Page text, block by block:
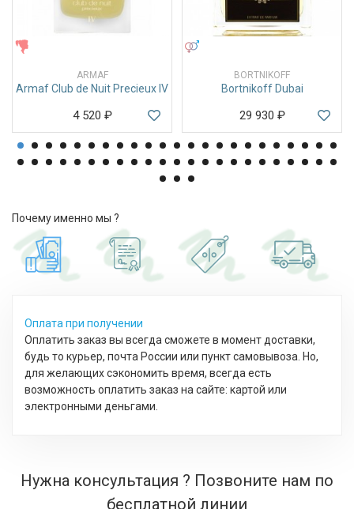
ARMAF
Armaf Club de Nuit Precieux IV
4 520 ₽
BORTNIKOFF
Bortnikoff Dubai
29 930 ₽
Почему именно мы ?
Оплата при получении
Оплатить заказ вы всегда сможете в момент доставки,
будь то курьер, почта России или пункт самовывоза. Но,
для желающих сэкономить время, всегда есть
возможность оплатить заказ на сайте: картой или
электронными деньгами.
Нужна консультация ? Позвоните нам по
бесплатной линии